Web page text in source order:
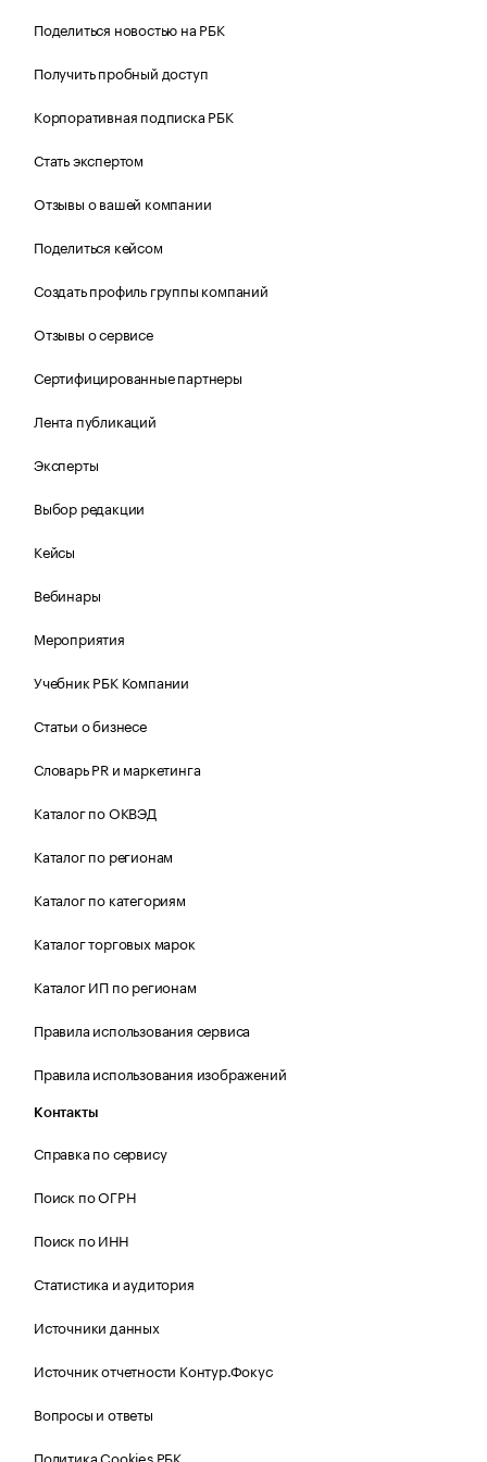
Поделиться новостью на РБК
Получить пробный доступ
Корпоративная подписка РБК
Стать экспертом
Отзывы о вашей компании
Поделиться кейсом
Создать профиль группы компаний
Отзывы о сервисе
Сертифицированные партнеры
Лента публикаций
Эксперты
Выбор редакции
Кейсы
Вебинары
Мероприятия
Учебник РБК Компании
Статьи о бизнесе
Словарь PR и маркетинга
Каталог по ОКВЭД
Каталог по регионам
Каталог по категориям
Каталог торговых марок
Каталог ИП по регионам
Правила использования сервиса
Правила использования изображений
Контакты
Справка по сервису
Поиск по ОГРН
Поиск по ИНН
Статистика и аудитория
Источники данных
Источник отчетности Контур.Фокус
Вопросы и ответы
Политика Cookies РБК